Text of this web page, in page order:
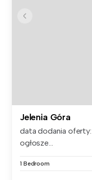
Jelenia Góra
data dodania oferty:
ogłosze...
1 Bedroom